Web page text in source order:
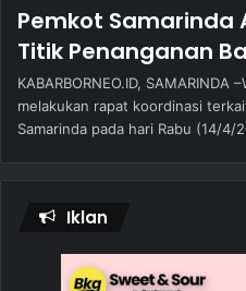
Pemkot Samarinda
Titik Penanganan
KABARBORNEO.ID, SAMARINDA
melakukan rapat koordinasi
Samarinda pada hari Rabu (14/4/
Iklan